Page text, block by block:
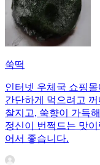
쑥떡
인터넷 우체국 쇼핑
간단하게 먹으려고
찰지고, 쑥향이 가득
정신이 번쩍드는 맛
어서 좋습니다.